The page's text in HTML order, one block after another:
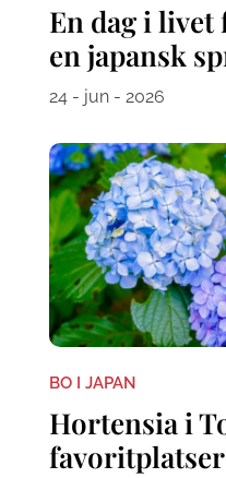
En dag i livet
en japansk
24 - jun - 2026
BO I JAPAN
Hortensia i